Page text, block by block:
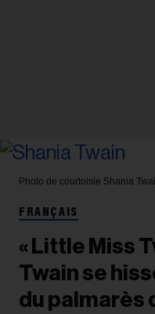
Photo de courtoisie Shania
FRANÇAIS
« Little Miss
Twain se
du palmarès